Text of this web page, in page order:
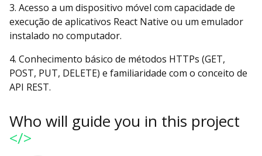
3. Acesso a um dispositivo móvel com capacidade de
execução de aplicativos React Native ou um emulador
instalado no computador.
4. Conhecimento básico de métodos HTTPs (GET,
POST, PUT, DELETE) e familiaridade com o conceito de
API REST.
Who will guide you in this project
</>